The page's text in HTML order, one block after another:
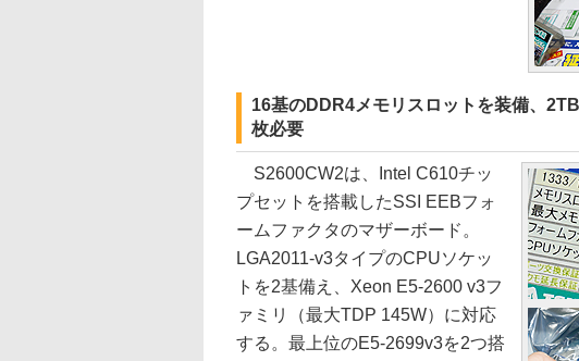
16基のDDR4メモリスロットを装備、
枚必要
S2600CW2は、Intel C610チッ
プセットを搭載したSSI EEBフォ
ームファクタのマザーボード。
LGA2011-v3タイプのCPUソケッ
トを2基備え、Xeon E5-2600 v3フ
ァミリ（最大TDP 145W）に対応
する。最上位のE5-2699v3を2つ搭